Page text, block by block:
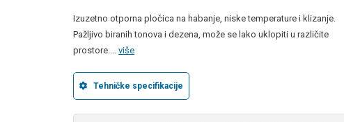
Izuzetno otporna pločica na habanje, niske temperature i klizanje.
Pažljivo biranih tonova i dezena, može se lako uklopiti u različite
prostore.... više
Tehničke specifikacije